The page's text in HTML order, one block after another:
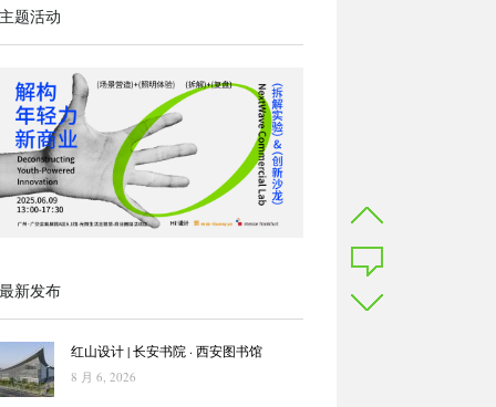
题活动
新发布
红山设计 | 长安书院 · 西安图书馆
8 月 6, 2026